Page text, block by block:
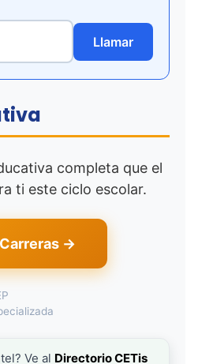
Llamar
completa que el
ti este ciclo escolar.
→
Ve al Directorio CETis